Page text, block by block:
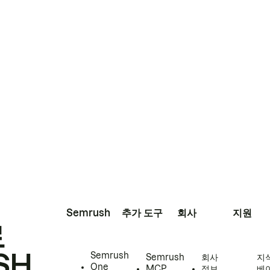
Semrush
Semrush
One
추가 도구
Semrush
회사
회사
지원
지